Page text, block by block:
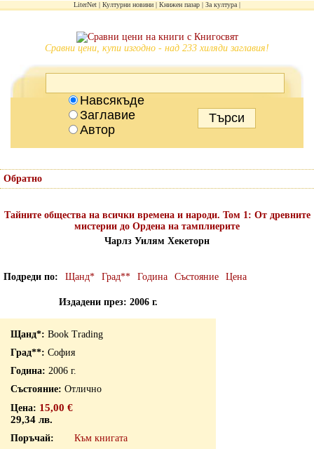
LiterNet Културни новини Книжен пазар За култура
Сравни цени, купи изгодно - над 233 хиляди заглавия!
Навсякъде
Заглавие
Автор
Обратно
Тайните общества на всички времена и народи. Том 1: От древните
мистерии до Ордена на тамплиерите
Чарлз Уилям Хекеторн
Подреди по Щанд* Град** Година Състояние Цена
Издадени през: 2006 г.
Book Trading
София
2006 г.
Отлично
15,00 €
29,34 лв.
Към книгата